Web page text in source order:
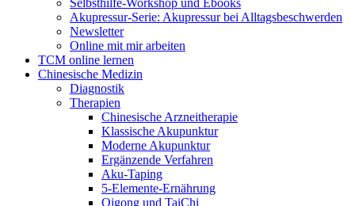
Selbsthilfe-Workshop und Ebooks
Akupressur-Serie: Akupressur bei Alltagsbeschwerden
Newsletter
Online mit mir arbeiten
TCM online lernen
Chinesische Medizin
Diagnostik
Therapien
Chinesische Arzneitherapie
Klassische Akupunktur
Moderne Akupunktur
Ergänzende Verfahren
Aku-Taping
5-Elemente-Ernährung
Qigong und TaiChi